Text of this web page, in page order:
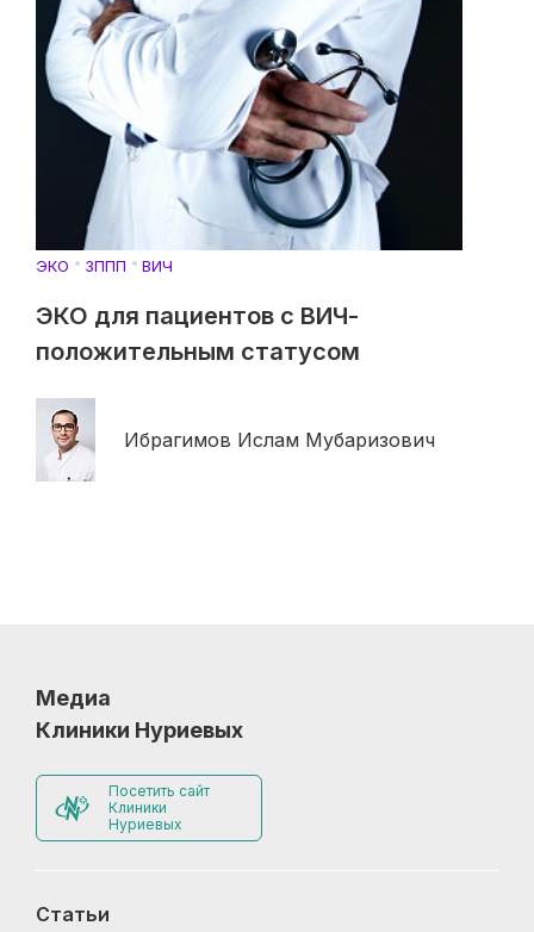
ЭКО ЗППП ВИЧ
ЭКО для пациентов с ВИЧ-
положительным статусом
Ибрагимов Ислам Мубаризович
Медиа
Клиники Нуриевых
Посетить сайт
Клиники
Нуриевых
Статьи